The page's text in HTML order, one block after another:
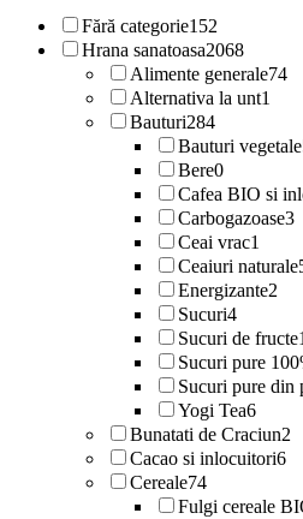
Fără categorie152
Hrana sanatoasa2068
Alimente generale74
Alternativa la unt1
Bauturi284
Bauturi vegetale
Bere0
Cafea BIO si
Carbogazoase3
Ceai vrac1
Ceaiuri naturale
Energizante2
Sucuri4
Sucuri de fructe
Sucuri pure
Sucuri pure din
Yogi Tea6
Bunatati de Craciun2
Cacao si inlocuitori6
Cereale74
Fulgi cereale